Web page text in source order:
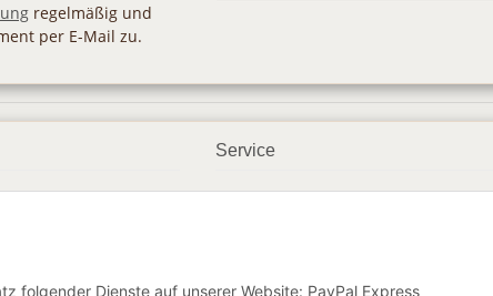
regelmäßig und
per E-Mail zu.
Service
folgender Dienste auf unserer Website: PayPal Express